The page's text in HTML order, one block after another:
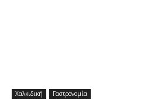
Χαλκιδική Γαστρονομία